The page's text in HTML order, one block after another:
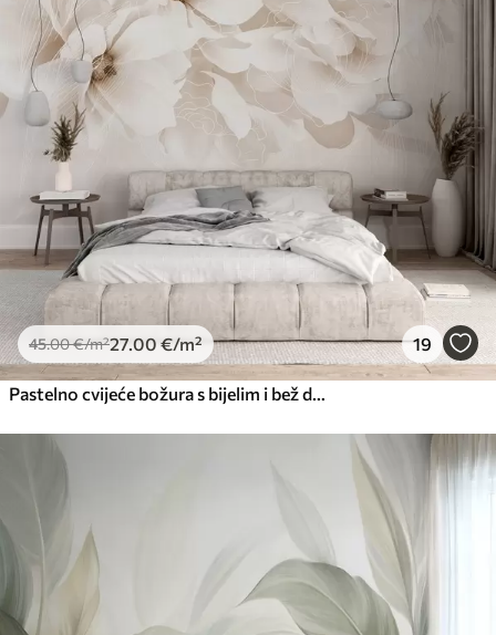
Premium
.6734.00
Premium vinil
.67 .00€/m²
Peel and Stick
81.6749 .00€ /m²
45.00€/m²27 .00 €/m² 19